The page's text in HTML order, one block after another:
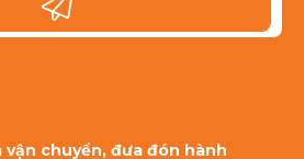
vận chuyển, đưa đón hành